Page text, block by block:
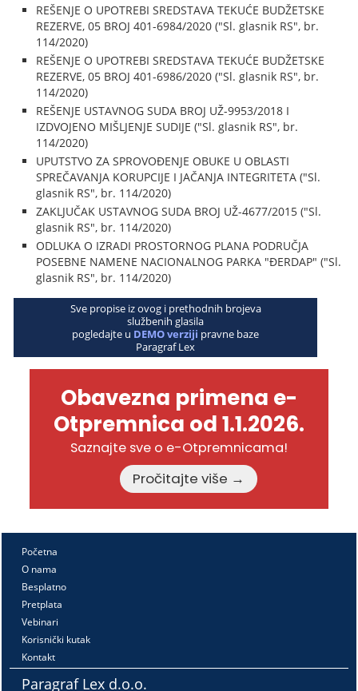
REŠENJE O UPOTREBI SREDSTAVA TEKUĆE BUDŽETSKE
REZERVE, 05 BROJ 401-6984/2020 ("Sl. glasnik RS", br.
114/2020)
REŠENJE O UPOTREBI SREDSTAVA TEKUĆE BUDŽETSKE
REZERVE, 05 BROJ 401-6986/2020 ("Sl. glasnik RS", br.
114/2020)
REŠENJE USTAVNOG SUDA BROJ UŽ-9953/2018 I
IZDVOJENO MIŠLJENJE SUDIJE ("Sl. glasnik RS", br.
114/2020)
UPUTSTVO ZA SPROVOĐENJE OBUKE U OBLASTI
SPREČAVANJA KORUPCIJE I JAČANJA INTEGRITETA ("Sl.
glasnik RS", br. 114/2020)
ZAKLJUČAK USTAVNOG SUDA BROJ UŽ-4677/2015 ("Sl.
glasnik RS", br. 114/2020)
ODLUKA O IZRADI PROSTORNOG PLANA PODRUČJA
POSEBNE NAMENE NACIONALNOG PARKA "ĐERDAP" ("Sl.
glasnik RS", br. 114/2020)
Sve propise iz ovog i prethodnih brojeva
službenih glasila
pogledajte u DEMO verziji pravne baze
Paragraf Lex
Obavezna primena e-
Otpremnica od 1.1.2026.
Saznajte sve o e-Otpremnicama!
Pročitajte više →
Početna
O nama
Besplatno
Pretplata
Vebinari
Korisnički kutak
Kontakt
Paragraf Lex d.o.o.